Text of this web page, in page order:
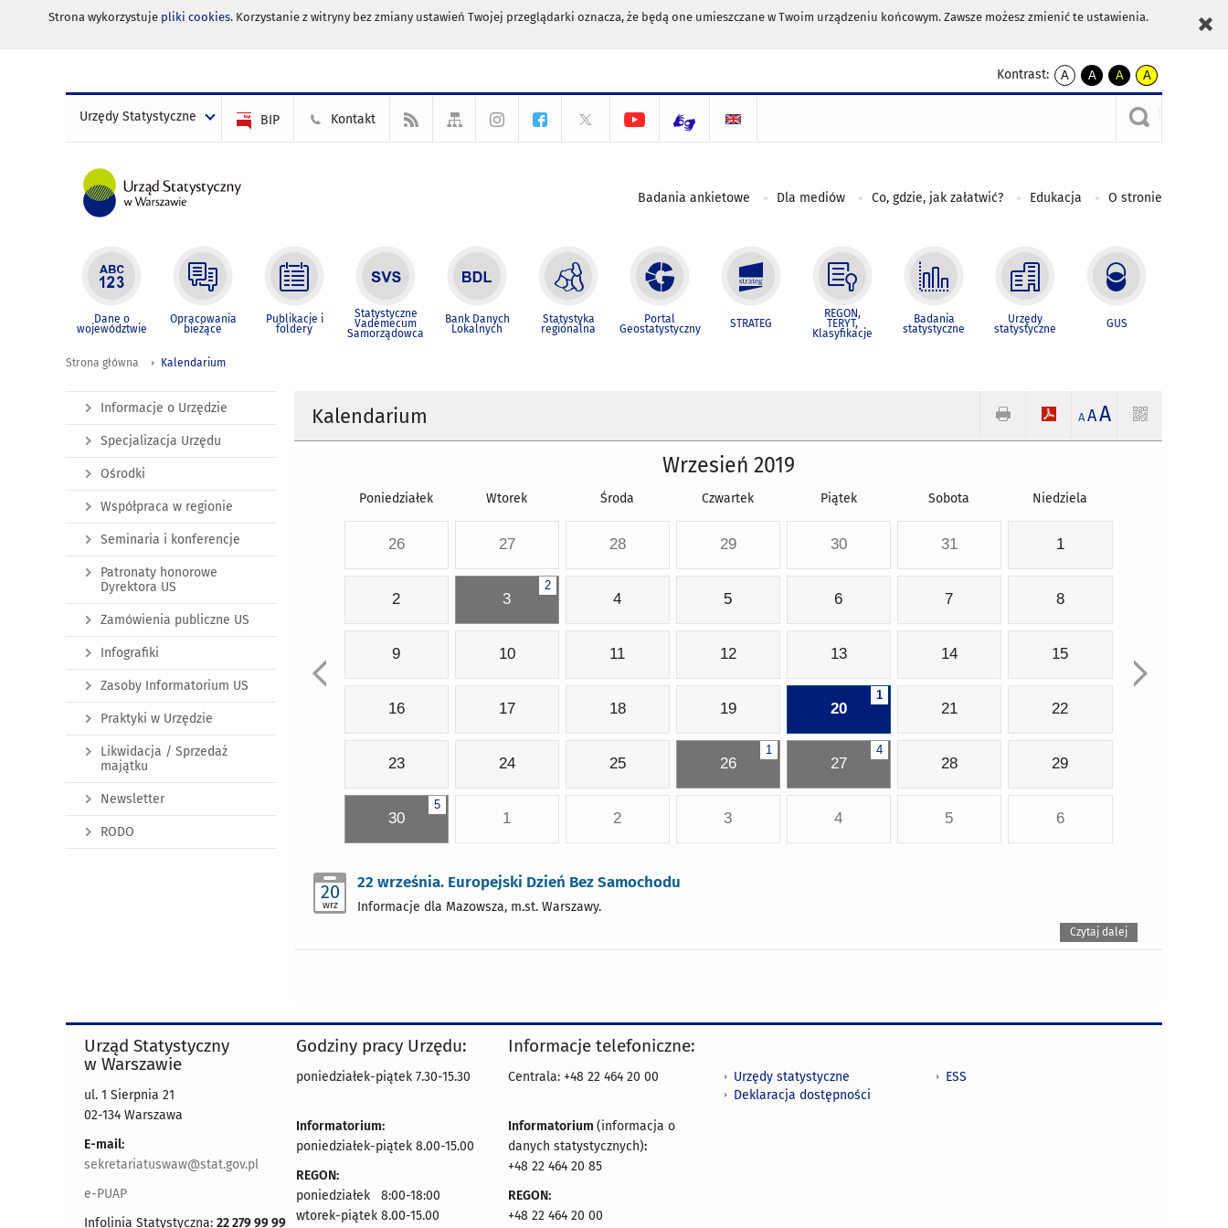
Strona wykorzystuje pliki cookies. Korzystanie z witryny bez zmiany ustawień Twojej przeglądarki oznacza, że będą one umieszczane w Twoim urządzeniu końcowym. Zawsze możesz zmienić te ustawienia.
Kontrast:
A
kontrast
A
kontrast
czarnym
A
kontrast
żółty
tekst
czarnym
A
kontrast
czarny
tekst
żółtym
Urzędy Statystyczne BIP Kontakt
Badania ankietowe Dla mediów Co, gdzie, jak załatwić? Edukacja O stronie
Dane o
województwie
Opracowania
bieżące
Publikacje i
foldery
Statystyczne
Vademecum
Samorządowca
Bank Danych
Lokalnych
Statystyka
regionalna
Portal
Geostatystyczny STRATEG
REGON,
TERYT,
Klasyfikacje
Badania
statystyczne
Urzędy
statystyczne GUS
Strona główna Kalendarium
Kalendarium A AA
Wrzesień 2019
Poniedziałek Wtorek Środa Czwartek Piątek Sobota Niedziela
26 27 28 29 30 31 1
2
2
3 4 5 6 7 8
9 10 11 12 13 14 15
16 17 18 19
1
20 21 22
23 24 25
1
26
4
27 28 29
5
30 1 2 3 4 5 6
20
wrz
22 września. Europejski Dzień Bez Samochodu
Informacje dla Mazowsza, m.st. Warszawy.
Czytaj dalej
Informacje o Urzędzie
Specjalizacja Urzędu
Ośrodki
Współpraca w regionie
Seminaria i konferencje
Patronaty honorowe
Dyrektora US
Zamówienia publiczne US
Infografiki
Zasoby Informatorium US
Praktyki w Urzędzie
Likwidacja / Sprzedaż
majątku
Newsletter
RODO
Urząd Statystyczny
w Warszawie
ul. 1 Sierpnia 21
02-134 Warszawa
E-mail:
sekretariatuswaw@stat.gov.pl
e-PUAP
Infolinia Statystyczna: 22 279 99 99
Godziny pracy Urzędu:
poniedziałek-piątek 7.30-15.30
Informatorium:
poniedziałek-piątek 8.00-15.00
REGON:
poniedziałek 8:00-18:00
wtorek-piątek 8.00-15.00
Informacje telefoniczne:
Centrala: +48 22 464 20 00
Informatorium (informacja o
danych statystycznych):
+48 22 464 20 85
REGON:
+48 22 464 20 00
Urzędy statystyczne
Deklaracja dostępności
ESS